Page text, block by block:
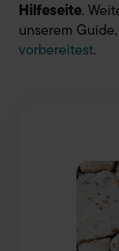
Daten zu
beinhaltet das
siehe unsere
Impressum
Hilfeseite.
unserem
vorbereitest.